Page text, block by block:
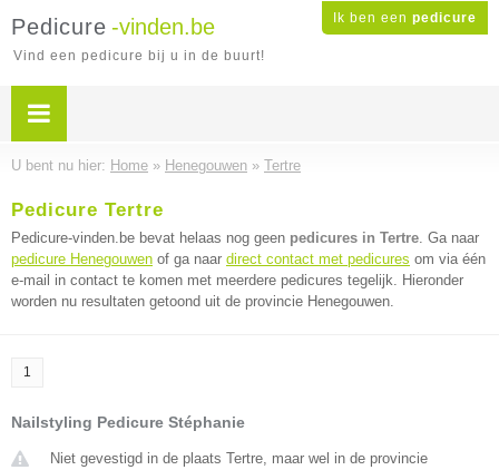
Ik ben een pedicure
Pedicure -vinden.be
Vind een pedicure bij u in de buurt!
U bent nu hier: Home » Henegouwen » Tertre
Pedicure Tertre
Pedicure-vinden.be bevat helaas nog geen pedicures in Tertre. Ga naar
pedicure Henegouwen of ga naar direct contact met pedicures om via één
e-mail in contact te komen met meerdere pedicures tegelijk. Hieronder
worden nu resultaten getoond uit de provincie Henegouwen.
1
Nailstyling Pedicure Stéphanie
Niet gevestigd in de plaats Tertre, maar wel in de provincie